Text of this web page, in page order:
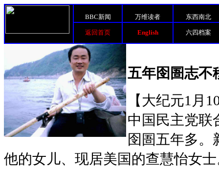
BBC新闻 万维读者 东西南北
返回首页 English 六四档案
五年囹圄志不
【大纪元1月
中国民主党联
囹圄五年多。
他的女儿、现居美国的查慧怡女